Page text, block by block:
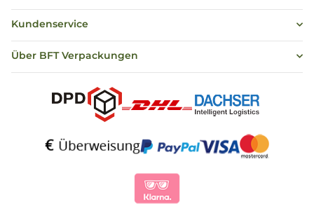
Kundenservice
Über BFT Verpackungen